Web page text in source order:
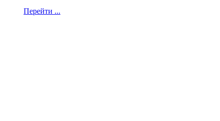
Перейти ...